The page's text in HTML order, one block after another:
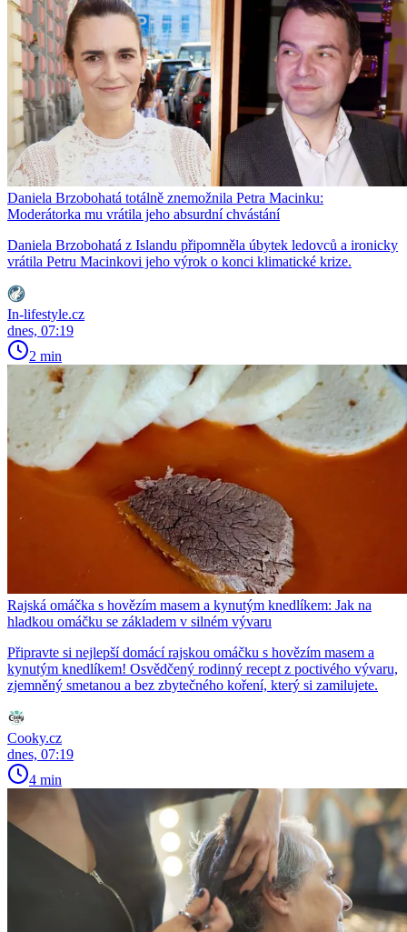
Daniela Brzobohatá totálně znemožnila Petra Macinku:
Moderátorka mu vrátila jeho absurdní chvástání
Daniela Brzobohatá z Islandu připomněla úbytek ledovců a ironicky
vrátila Petru Macinkovi jeho výrok o konci klimatické krize.
In-lifestyle.cz
dnes, 07:19
2 min
Rajská omáčka s hovězím masem a kynutým knedlíkem: Jak na
hladkou omáčku se základem v silném vývaru
Připravte si nejlepší domácí rajskou omáčku s hovězím masem a
kynutým knedlíkem! Osvědčený rodinný recept z poctivého vývaru,
zjemněný smetanou a bez zbytečného koření, který si zamilujete.
Cooky.cz
dnes, 07:19
4 min